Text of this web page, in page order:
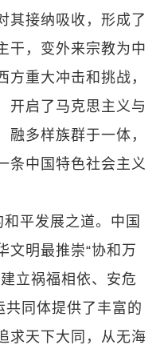
其接纳吸收，形成了
干，变外来宗教为中
方重大冲击和挑战，
开启了马克思主义与
融多样族群于一体，
条中国特色社会主义
和平发展之道。中国
文明最推崇“协和万
立祸福相依、安危
共同体提供了丰富的
求天下大同，从无海